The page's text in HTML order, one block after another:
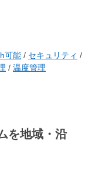
可能 / セキュリティ /
/ 温度管理
を地域・沿